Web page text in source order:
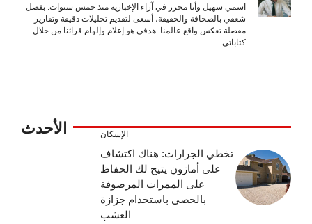
اسمي سهيل وأنا محرر في آراء الإخبارية منذ خمس سنوات. بفضل
شغفي بالصحافة والحقيقة، أسعى لتقديم تحليلات دقيقة وتقارير
مفصلة تعكس واقع عالمنا. هدفي هو إعلام وإلهام قرائنا من خلال
كتاباتي.
الأحدث الإسكان
تخطي الجرارات: هناك اكتشاف
على أمازون يتيح لك الحفاظ
على الممرات المرصوفة
بالحصى باستخدام جزازة
العشب